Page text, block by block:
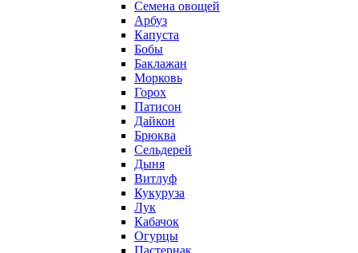
Семена овощей
Арбуз
Капуста
Бобы
Баклажан
Морковь
Горох
Патисон
Дайкон
Брюква
Сельдерей
Дыня
Витлуф
Кукуруза
Лук
Кабачок
Огурцы
Пастернак